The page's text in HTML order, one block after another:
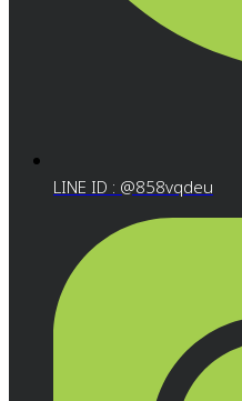
LINE ID : @858vqdeu